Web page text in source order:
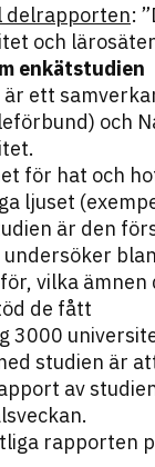
delrapporten:
och
enkätstudien
ett
och
för hat och
ljuset
är den
undersöker
vilka
de fått
3000
studien är
av
rapporten